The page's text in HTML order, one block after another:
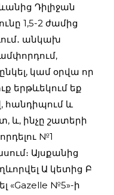
Դիլիջան
1,5-2 ժամից
անկախ
կամ օրվա որ
երթևեկում եք
հանդիպում և
և, ինչը շատերի
№1
Այսքանից
Ա կետից Բ
«Gazelle №5»-ի